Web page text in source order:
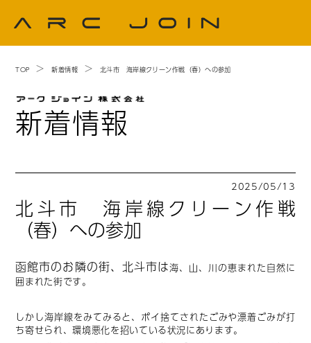
TOP 新着情報 北斗市 海岸線クリーン作戦（春）への参加
新着情報
2025/05/13
北斗市 海岸線クリーン作戦
（春）への参加
函館市のお隣の街、北斗市は海、山、川の恵まれた自然に
囲まれた街です。
しかし海岸線をみてみると、ポイ捨てされたごみや漂着ごみが打
ち寄せられ、環境悪化を招いている状況にあります。